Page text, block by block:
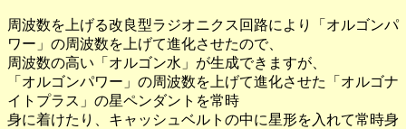
周波数を上げる改良型ラジオニクス回路により「オルゴンパ
ワー」の周波数を上げて進化させたので、
周波数の高い「オルゴン水」が生成できますが、
「オルゴンパワー」の周波数を上げて進化させた「オルゴナ
イトプラス」の星ペンダントを常時
身に着けたり、キャッシュベルトの中に星形を入れて常時身